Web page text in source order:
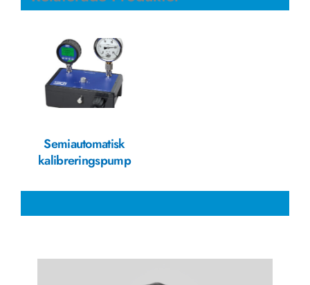
Semiautomatisk
kalibreringspump